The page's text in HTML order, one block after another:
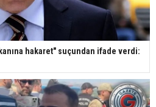
hakaret" suçundan ifade verdi: